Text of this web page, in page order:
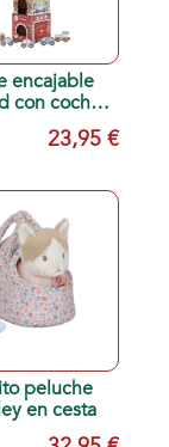
encajable
con coches
23,95 €
peluche
en cesta